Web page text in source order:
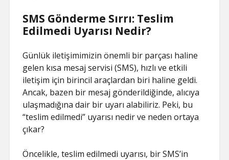
SMS Gönderme Sırrı: Teslim
Edilmedi Uyarısı Nedir?
Günlük iletişimimizin önemli bir parçası haline
gelen kısa mesaj servisi (SMS), hızlı ve etkili
iletişim için birincil araçlardan biri haline geldi.
Ancak, bazen bir mesaj gönderildiğinde, alıcıya
ulaşmadığına dair bir uyarı alabiliriz. Peki, bu
“teslim edilmedi” uyarısı nedir ve neden ortaya
çıkar?
Öncelikle, teslim edilmedi uyarısı, bir SMS’in